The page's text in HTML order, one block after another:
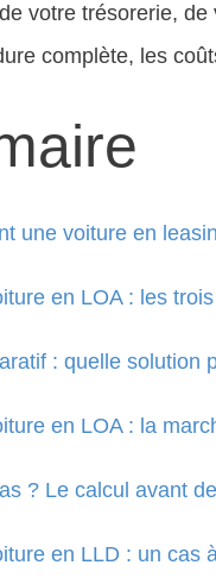
votre trésorerie,
complète, les
une voiture en
en LOA : les
: quelle solution
en LOA : la
? Le calcul avant
en LLD : un cas